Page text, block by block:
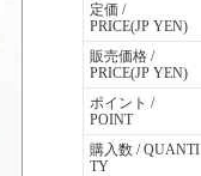
定価 /
PRICE(JP YEN)
販売価格 /
PRICE(JP YEN)
ポイント /
POINT
購入数 / QUANTI
TY